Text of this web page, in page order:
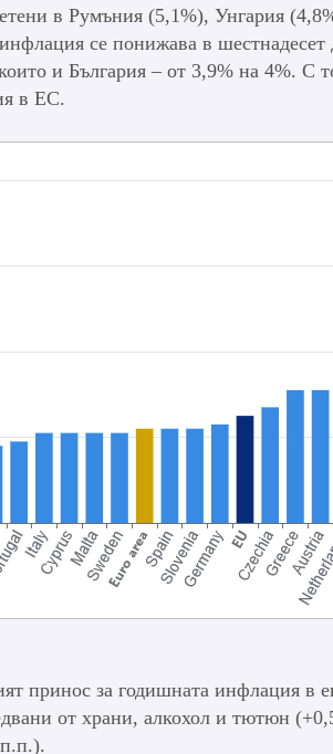
в Румъния (5,1%), Унгария
се понижава в
и България – от 3,9% на 4%. С
в ЕС.
принос за годишната инфлация в
от храни, алкохол и тютюн